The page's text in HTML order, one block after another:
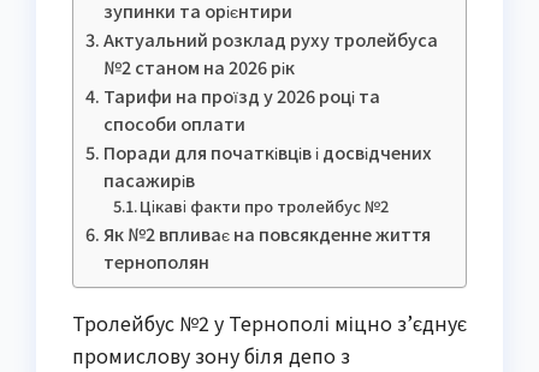
зупинки та орієнтири
Актуальний розклад руху тролейбуса
№2 станом на 2026 рік
Тарифи на проїзд у 2026 році та
способи оплати
Поради для початківців і досвідчених
пасажирів
Цікаві факти про тролейбус №2
Як №2 впливає на повсякденне життя
тернополян
Тролейбус №2 у Тернополі міцно з’єднує
промислову зону біля депо з